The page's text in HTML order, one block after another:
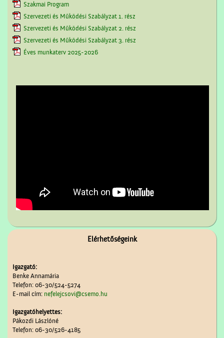
Szakmai Program
Szervezeti és Működési Szabályzat 1. rész
Szervezeti és Működési Szabályzat 2. rész
Szervezeti és Működési Szabályzat 3. rész
Éves munkaterv 2025-2026
Elérhetőségeink
Igazgató:
Benke Annamária
Telefon: 06-30/524-5274
E-mail cím: nefelejcsovi@csemo.hu
Igazgatóhelyettes:
Pákozdi Lászlóné
Telefon: 06-30/526-4185